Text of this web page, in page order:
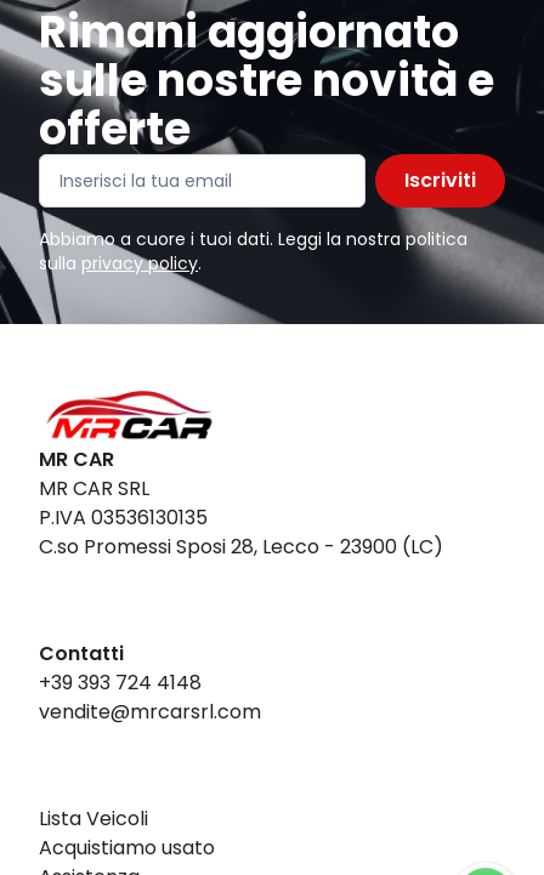
Rimani aggiornato
sulle nostre novità e
offerte
Iscriviti
Abbiamo a cuore i tuoi dati. Leggi la nostra politica
sulla privacy policy.
MR CAR
MR CAR SRL
P.IVA 03536130135
C.so Promessi Sposi 28, Lecco - 23900 (LC)
Contatti
+39 393 724 4148
vendite@mrcarsrl.com
Lista Veicoli
Acquistiamo usato